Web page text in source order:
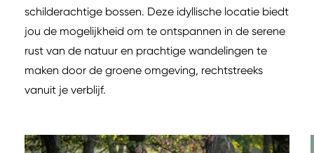
schilderachtige bossen. Deze idyllische locatie biedt
jou de mogelijkheid om te ontspannen in de serene
rust van de natuur en prachtige wandelingen te
maken door de groene omgeving, rechtstreeks
vanuit je verblijf.